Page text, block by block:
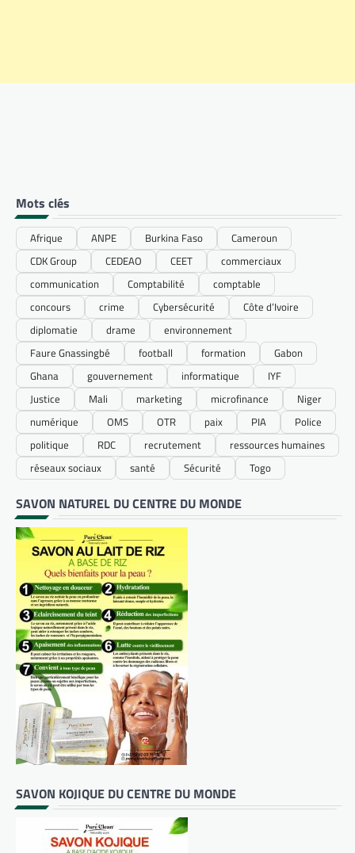
Mots clés
Afrique ANPE Burkina Faso
Cameroun
CDK Group
CEDEAO CEET
commerciaux
communication
Comptabilité
comptable
concours
crime Cybersécurité
Côte d’Ivoire
diplomatie
drame
environnement
Faure Gnassingbé
football formation
Gabon
Ghana
gouvernement informatique
IYF
Justice
Mali marketing microfinance
Niger
numérique
OMS OTR paix PIA
Police
politique
RDC recrutement
ressources humaines
réseaux sociaux
santé Sécurité Togo
SAVON NATUREL DU CENTRE DU MONDE
SAVON KOJIQUE DU CENTRE DU MONDE